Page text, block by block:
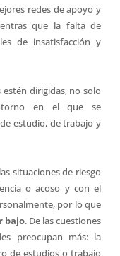
redes de apoyo y
que la falta de
de insatisfacción y
dirigidas, no solo
en el que se
estudio, de trabajo y
situaciones de riesgo
o acoso y con el
por lo que
bajo. De las cuestiones
preocupan más: la
de estudios o trabajo